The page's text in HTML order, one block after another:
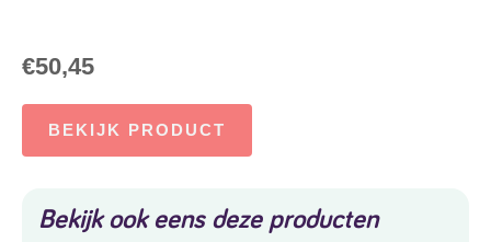
€50,45
BEKIJK PRODUCT
Bekijk ook eens deze producten